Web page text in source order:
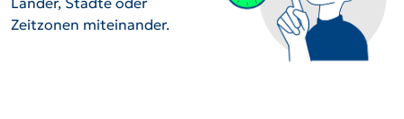
Zeitzonen miteinander.